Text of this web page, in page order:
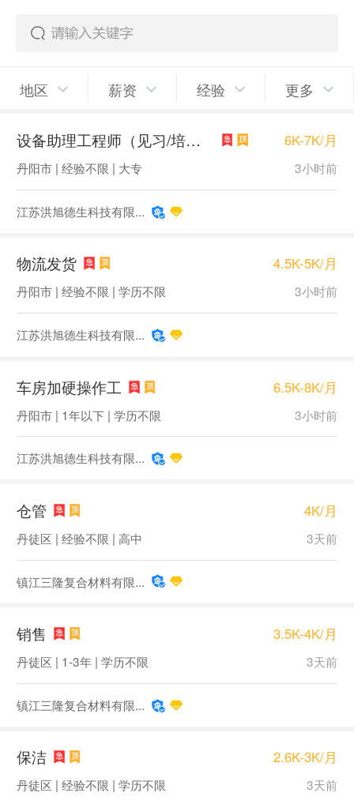
地区 薪资 经验 更多
设备助理工程师（见习/培训岗） 6K-7K/月
丹阳市 | 经验不限 | 大专 3小时前
江苏洪旭德生科技有限...
物流发货 4.5K-5K/月
丹阳市 | 经验不限 | 学历不限 3小时前
江苏洪旭德生科技有限...
车房加硬操作工 6.5K-8K/月
丹阳市 | 1年以下 | 学历不限 3小时前
江苏洪旭德生科技有限...
仓管 4K/月
丹徒区 | 经验不限 | 高中 3天前
镇江三隆复合材料有限...
销售 3.5K-4K/月
丹徒区 | 1-3年 | 学历不限 3天前
镇江三隆复合材料有限...
保洁 2.6K-3K/月
丹徒区 | 经验不限 | 学历不限 3天前